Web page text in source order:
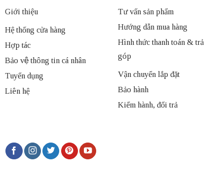
Giới thiệu
Hệ thống cửa hàng
Hợp tác
Bảo vệ thông tin cá nhân
Tuyển dụng
Liên hệ
Tư vấn sản phẩm
Hướng dẫn mua hàng
Hình thức thanh toán & trả
góp
Vận chuyển lắp đặt
Bảo hành
Kiểm hành, đổi trả